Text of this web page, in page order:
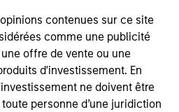
contenues sur ce site
comme une publicité
offre de vente ou une
d'investissement. En
ne doivent être
personne d’une juridiction
endorsement, approval,
monitoring by us of any
hyperlinked site. In no event
the information contained on
site.